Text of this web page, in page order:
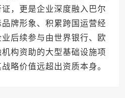
，更是企业深度融入巴尔
牌形象、积累跨国运营经
后续参与由世界银行、欧
构资助的大型基础设施项
略价值远超出资质本身。